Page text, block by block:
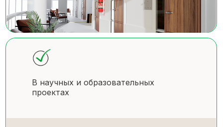
В научных и образовательных
проектах